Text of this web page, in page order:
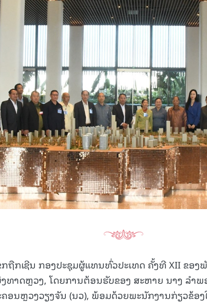
ຖືກເຊີນ ກອງປະຊຸມຜູ້ແທນທົ່ວປະເທດ ຄັ້ງທີ XII ຂອງ
ທາດຫຼວງ, ໂດຍການຕ້ອນຮັບຂອງ ສະຫາຍ ນາງ ລຳ
ອນຫຼວງວຽງຈັນ (ນວ), ພ້ອມດ້ວຍພະນັກງານກ່ຽວຂ້ອ